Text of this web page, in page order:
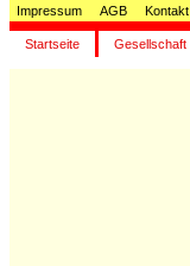
Impressum AGB Kontakt
Startseite Gesellschaft